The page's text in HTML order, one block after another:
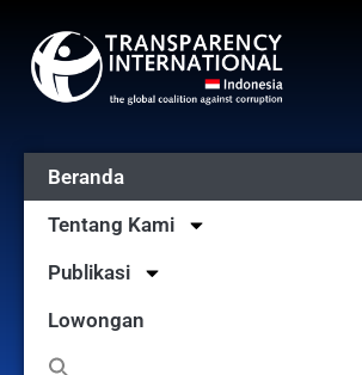
Beranda
Tentang Kami
Publikasi
Lowongan